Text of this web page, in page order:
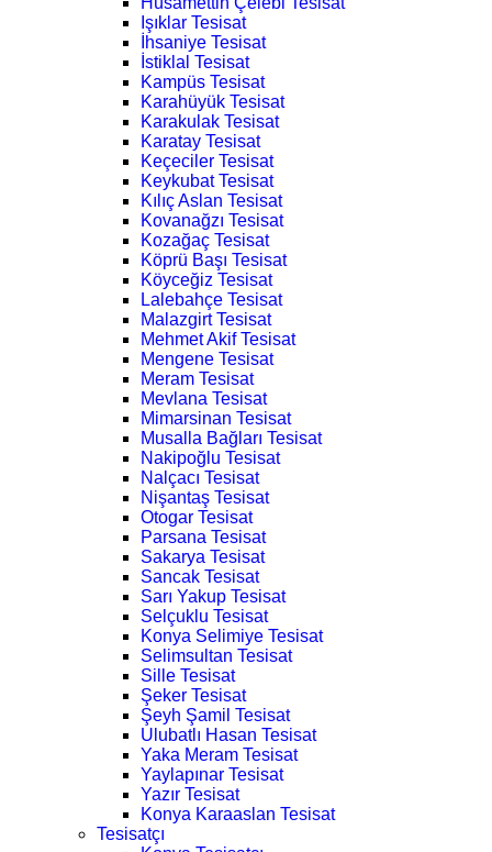
Işıklar Tesisat
İhsaniye Tesisat
İstiklal Tesisat
Kampüs Tesisat
Karahüyük Tesisat
Karakulak Tesisat
Karatay Tesisat
Keçeciler Tesisat
Keykubat Tesisat
Kılıç Aslan Tesisat
Kovanağzı Tesisat
Kozağaç Tesisat
Köprü Başı Tesisat
Köyceğiz Tesisat
Lalebahçe Tesisat
Malazgirt Tesisat
Mehmet Akif Tesisat
Mengene Tesisat
Meram Tesisat
Mevlana Tesisat
Mimarsinan Tesisat
Musalla Bağları Tesisat
Nakipoğlu Tesisat
Nalçacı Tesisat
Nişantaş Tesisat
Otogar Tesisat
Parsana Tesisat
Sakarya Tesisat
Sancak Tesisat
Sarı Yakup Tesisat
Selçuklu Tesisat
Konya Selimiye Tesisat
Selimsultan Tesisat
Sille Tesisat
Şeker Tesisat
Şeyh Şamil Tesisat
Ulubatlı Hasan Tesisat
Yaka Meram Tesisat
Yaylapınar Tesisat
Yazır Tesisat
Konya Karaaslan Tesisat
Tesisatçı